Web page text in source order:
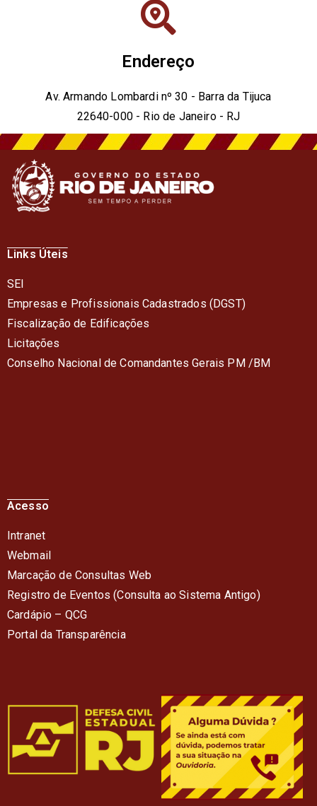
Endereço
Av. Armando Lombardi nº 30 - Barra da Tijuca
22640-000 - Rio de Janeiro - RJ
Links Úteis
SEI
Empresas e Profissionais Cadastrados (DGST)
Fiscalização de Edificações
Licitações
Conselho Nacional de Comandantes Gerais PM /BM
Acesso
Intranet
Webmail
Marcação de Consultas Web
Registro de Eventos (Consulta ao Sistema Antigo)
Cardápio – QCG
Portal da Transparência